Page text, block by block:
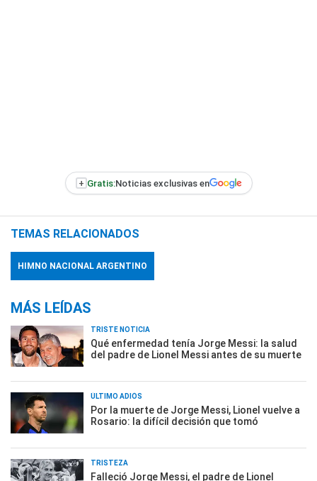
+ Gratis:Noticias exclusivas en
TEMAS RELACIONADOS
HIMNO NACIONAL ARGENTINO
MÁS LEÍDAS
TRISTE NOTICIA
Qué enfermedad tenía Jorge Messi: la salud
del padre de Lionel Messi antes de su muerte
ÚLTIMO ADIÓS
Por la muerte de Jorge Messi, Lionel vuelve a
Rosario: la difícil decisión que tomó
TRISTEZA
Falleció Jorge Messi, el padre de Lionel